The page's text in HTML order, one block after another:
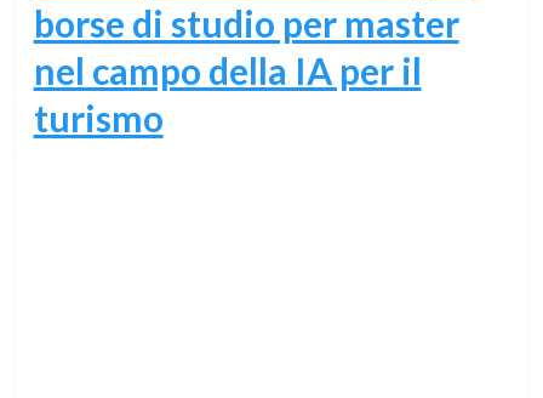
borse di studio per master
nel campo della IA per il
turismo